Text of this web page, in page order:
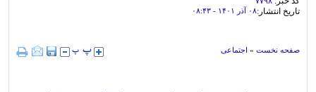
تاریخ انتشار:۰۸ آذر ۱۴۰۱ - ۰۸:۴۳
صفحه نخست » اجتماعی